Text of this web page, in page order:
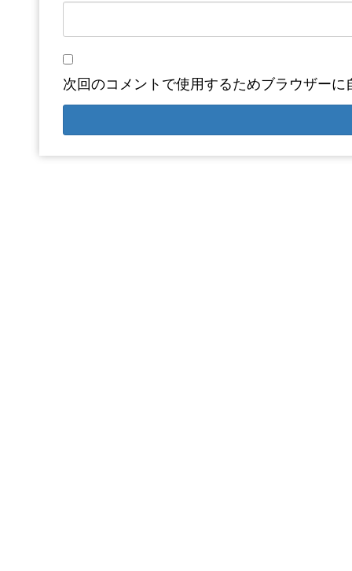
次回のコメントで使用するためブラウザー